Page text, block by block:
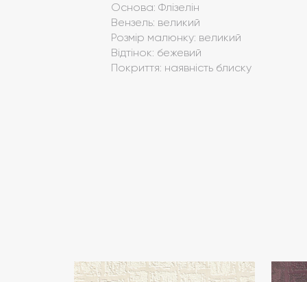
Основа: Флізелін
Вензель: великий
Розмір малюнку: великий
Відтінок: бежевий
Покриття: наявність блиску